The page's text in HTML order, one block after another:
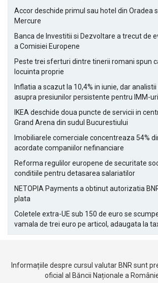
Accor deschide primul sau hotel din Oradea
Mercure
Banca de Investitii si Dezvoltare a trecut de
a Comisiei Europene
Peste trei sferturi dintre tinerii romani spun
locuinta proprie
Inflatia a scazut la 10,4% in iunie, dar
asupra presiunilor persistente pentru IMM-uri
IKEA deschide doua puncte de servicii in
Grand Arena din sudul Bucurestiului
Imobiliarele comerciale concentreaza 54%
acordate companiilor nefinanciare
Reforma regulilor europene de securitate
conditiile pentru detasarea salariatilor
NETOPIA Payments a obtinut autorizatia
plata
Coletele extra-UE sub 150 de euro se
vamala de trei euro pe articol, adaugata la
Informațiile despre cursul valutar BNR sunt
oficial al Băncii Naționale a